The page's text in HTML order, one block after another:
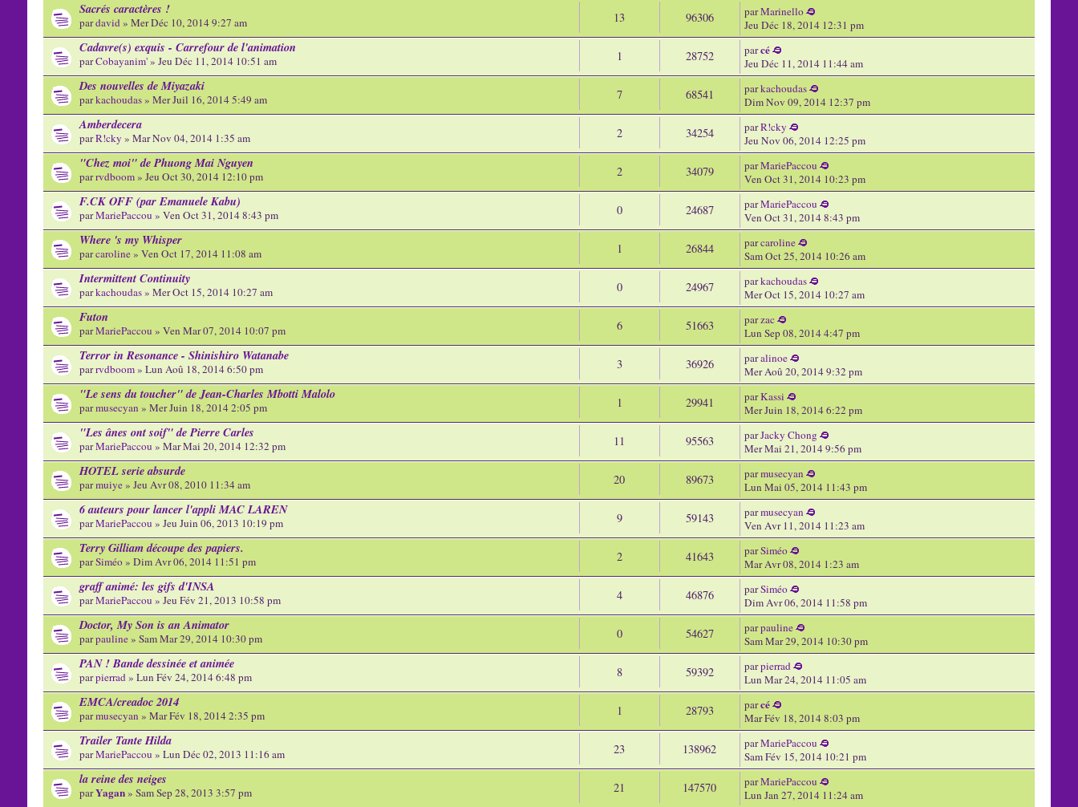
Sacrés caractères !
pardavid» Mer Déc 10, 2014 9:27 am 13 96306 parMarinello
Jeu Déc 18, 2014 12:31 pm
Cadavre(s) exquis - Carrefour de l'animation
parCobayanim'» Jeu Déc 11, 2014 10:51 am 1 28752 parcé
Jeu Déc 11, 2014 11:44 am
Des nouvelles de Miyazaki
parkachoudas» Mer Juil 16, 2014 5:49 am 7 68541 parkachoudas
Dim Nov 09, 2014 12:37 pm
Amberdecera
parR!cky » Mar Nov 04, 2014 1:35 am 2 34254 parR!cky
Jeu Nov 06, 2014 12:25 pm
"Chez moi" de Phuong Mai Nguyen
parrvdboom» Jeu Oct 30, 2014 12:10 pm 2 34079 parMariePaccou
Ven Oct 31, 2014 10:23 pm
F.CK OFF (par Emanuele Kabu)
parMariePaccou » Ven Oct 31, 2014 8:43 pm 0 24687 parMariePaccou
Ven Oct 31, 2014 8:43 pm
Where 's my Whisper
parcaroline» Ven Oct 17, 2014 11:08 am 1 26844 parcaroline
Sam Oct 25, 2014 10:26 am
Intermittent Continuity
parkachoudas» Mer Oct 15, 2014 10:27 am 0 24967 parkachoudas
Mer Oct 15, 2014 10:27 am
Futon
parMariePaccou » Ven Mar 07, 2014 10:07 pm 6 51663 parzac
Lun Sep 08, 2014 4:47 pm
Terror in Resonance - Shinishiro Watanabe
parrvdboom» Lun Aoû 18, 2014 6:50 pm 3 36926 paralinoe
Mer Aoû 20, 2014 9:32 pm
"Le sens du toucher" de Jean-Charles Mbotti Malolo
parmusecyan » Mer Juin 18, 2014 2:05 pm 1 29941 parKassi
Mer Juin 18, 2014 6:22 pm
"Les ânes ont soif" de Pierre Carles
parMariePaccou » Mar Mai 20, 2014 12:32 pm 11 95563 parJacky Chong
Mer Mai 21, 2014 9:56 pm
HOTEL serie absurde
parmuiye» Jeu Avr 08, 2010 11:34 am 20 89673 parmusecyan
Lun Mai 05, 2014 11:43 pm
6 auteurs pour lancer l'appli MAC LAREN
parMariePaccou » Jeu Juin 06, 2013 10:19 pm 9 59143 parmusecyan
Ven Avr 11, 2014 11:23 am
Terry Gilliam découpe des papiers.
parSiméo» Dim Avr 06, 2014 11:51 pm 2 41643 parSiméo
Mar Avr 08, 2014 1:23 am
graff animé: les gifs d'INSA
parMariePaccou » Jeu Fév 21, 2013 10:58 pm 4 46876 parSiméo
Dim Avr 06, 2014 11:58 pm
Doctor, My Son is an Animator
parpauline» Sam Mar 29, 2014 10:30 pm 0 54627 parpauline
Sam Mar 29, 2014 10:30 pm
PAN ! Bande dessinée et animée
parpierrad» Lun Fév 24, 2014 6:48 pm 8 59392 parpierrad
Lun Mar 24, 2014 11:05 am
EMCA/creadoc 2014
parmusecyan » Mar Fév 18, 2014 2:35 pm 1 28793 parcé
Mar Fév 18, 2014 8:03 pm
Trailer Tante Hilda
parMariePaccou » Lun Déc 02, 2013 11:16 am 23 138962 parMariePaccou
Sam Fév 15, 2014 10:21 pm
la reine des neiges
parYagan» Sam Sep 28, 2013 3:57 pm 21 147570 parMariePaccou
Lun Jan 27, 2014 11:24 am